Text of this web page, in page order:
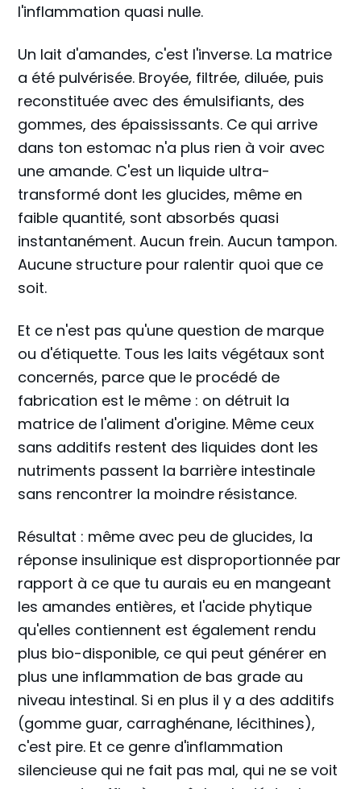
l'inflammation quasi nulle.
Un lait d'amandes, c'est l'inverse. La matrice
a été pulvérisée. Broyée, filtrée, diluée, puis
reconstituée avec des émulsifiants, des
gommes, des épaississants. Ce qui arrive
dans ton estomac n'a plus rien à voir avec
une amande. C'est un liquide ultra-
transformé dont les glucides, même en
faible quantité, sont absorbés quasi
instantanément. Aucun frein. Aucun tampon.
Aucune structure pour ralentir quoi que ce
soit.
Et ce n'est pas qu'une question de marque
ou d'étiquette. Tous les laits végétaux sont
concernés, parce que le procédé de
fabrication est le même : on détruit la
matrice de l'aliment d'origine. Même ceux
sans additifs restent des liquides dont les
nutriments passent la barrière intestinale
sans rencontrer la moindre résistance.
Résultat : même avec peu de glucides, la
réponse insulinique est disproportionnée par
rapport à ce que tu aurais eu en mangeant
les amandes entières, et l'acide phytique
qu'elles contiennent est également rendu
plus bio-disponible, ce qui peut générer en
plus une inflammation de bas grade au
niveau intestinal. Si en plus il y a des additifs
(gomme guar, carraghénane, lécithines),
c'est pire. Et ce genre d'inflammation
silencieuse qui ne fait pas mal, qui ne se voit